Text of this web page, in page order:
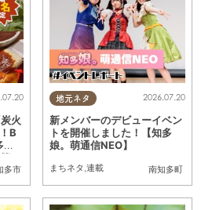
多市
火
B
／
タ,ちたまる広告,親子,夫婦 おひとりさま,
地元ネタ
南知多町
2026.07.20
新メンバーのデビューイベン
トを開催しました！【知多
娘。萌通信NEO】
まちネタ 連載